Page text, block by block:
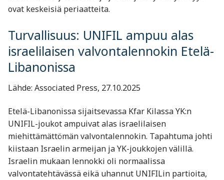
ovat keskeisiä periaatteita.
Turvallisuus: UNIFIL ampuu alas
israelilaisen valvontalennokin Etelä-
Libanonissa
Lähde: Associated Press, 27.10.2025
Etelä-Libanonissa sijaitsevassa Kfar Kilassa YK:n
UNIFIL-joukot ampuivat alas israelilaisen
miehittämättömän valvontalennokin. Tapahtuma johti
kiistaan Israelin armeijan ja YK-joukkojen välillä.
Israelin mukaan lennokki oli normaalissa
valvontatehtävässä eikä uhannut UNIFILin partioita,